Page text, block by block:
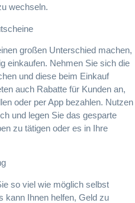
wechseln.
großen Unterschied machen,
einkaufen. Nehmen Sie sich die
und diese beim Einkauf
auch Rabatte für Kunden an,
oder per App bezahlen. Nutzen
und legen Sie das gesparte
zu tätigen oder es in Ihre
so viel wie möglich selbst
kann Ihnen helfen, Geld zu